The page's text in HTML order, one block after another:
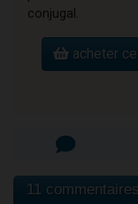
conjugal.
acheter
11 commentaires